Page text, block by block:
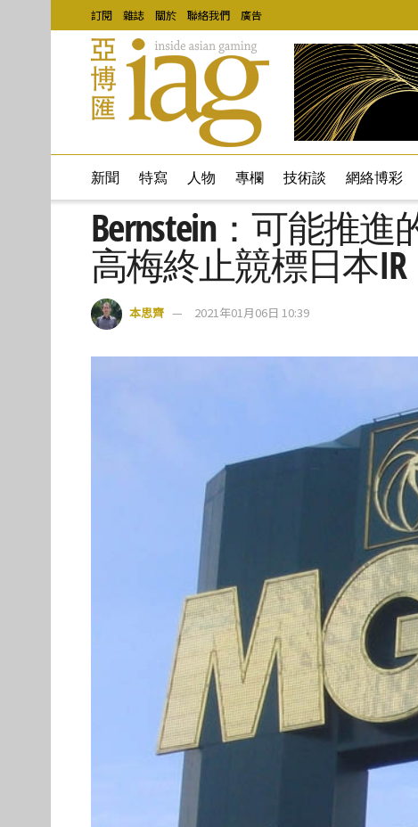
訂閱 雜誌 關於 聯絡我們 廣告
新聞 特寫 人物 專欄 技術談 網絡博彩
Bernstein：可能推
高梅終止競標日本IR
本思齊 2021年01月06日 10:39